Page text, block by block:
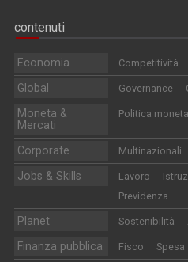
contenuti
Economia Competitività
Global Governance
Moneta &
Mercati
Politica
Corporate Multinazionali
Jobs & Skills Lavoro
Previdenza
Planet Sostenibilità
Finanza pubblica Fisco Spesa